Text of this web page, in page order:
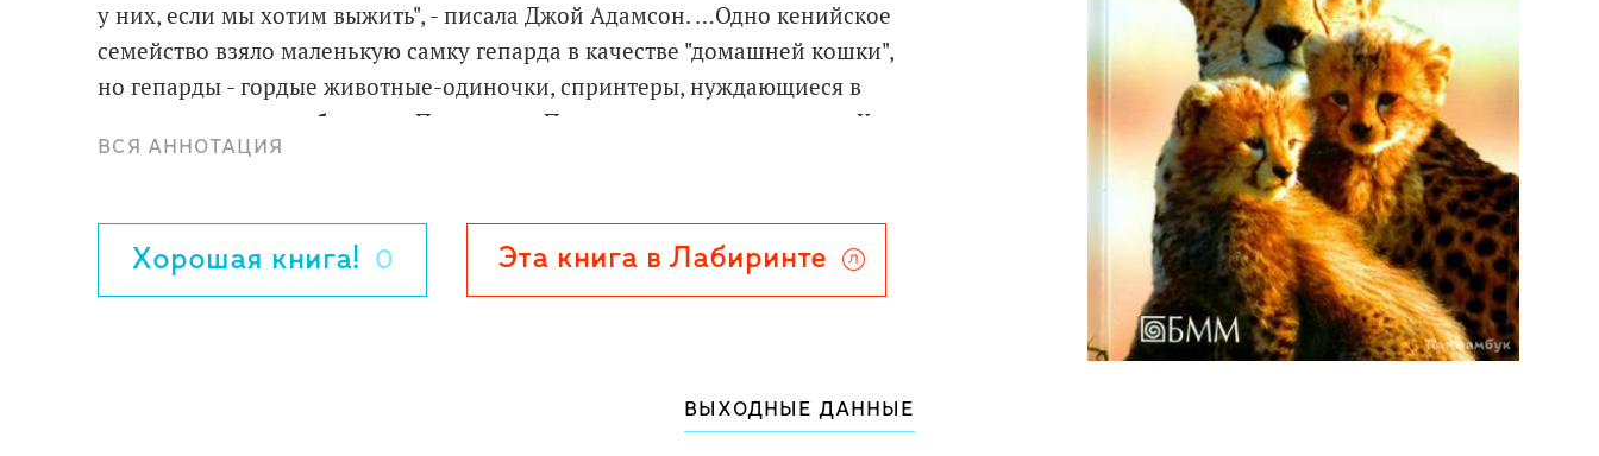
у них, если мы хотим выжить", - писала Джой Адамсон. …Одно кенийское
семейство взяло маленькую самку гепарда в качестве "домашней кошки",
но гепарды - гордые животные-одиночки, спринтеры, нуждающиеся в
огромных ареалах обитания. Подросшая Пиппа не выживет в неволе. Кто
спасет ее, кто вернет ей свободу? Неутомимая Джой Адамсон берет на
вернуться к естественной жизни в природе?
ВСЯ АННОТАЦИЯ
Хорошая книга! 0 Эта книга в Лабиринте
ВЫХОДНЫЕ ДАННЫЕ